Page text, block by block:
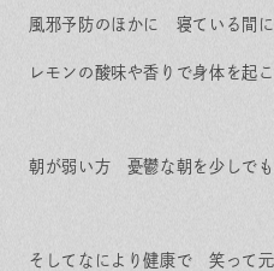
風邪予防のほかに 寝ている間
レモンの酸味や香りで身体を起
朝が弱い方 憂鬱な朝を少しで
そしてなにより健康で 笑って元